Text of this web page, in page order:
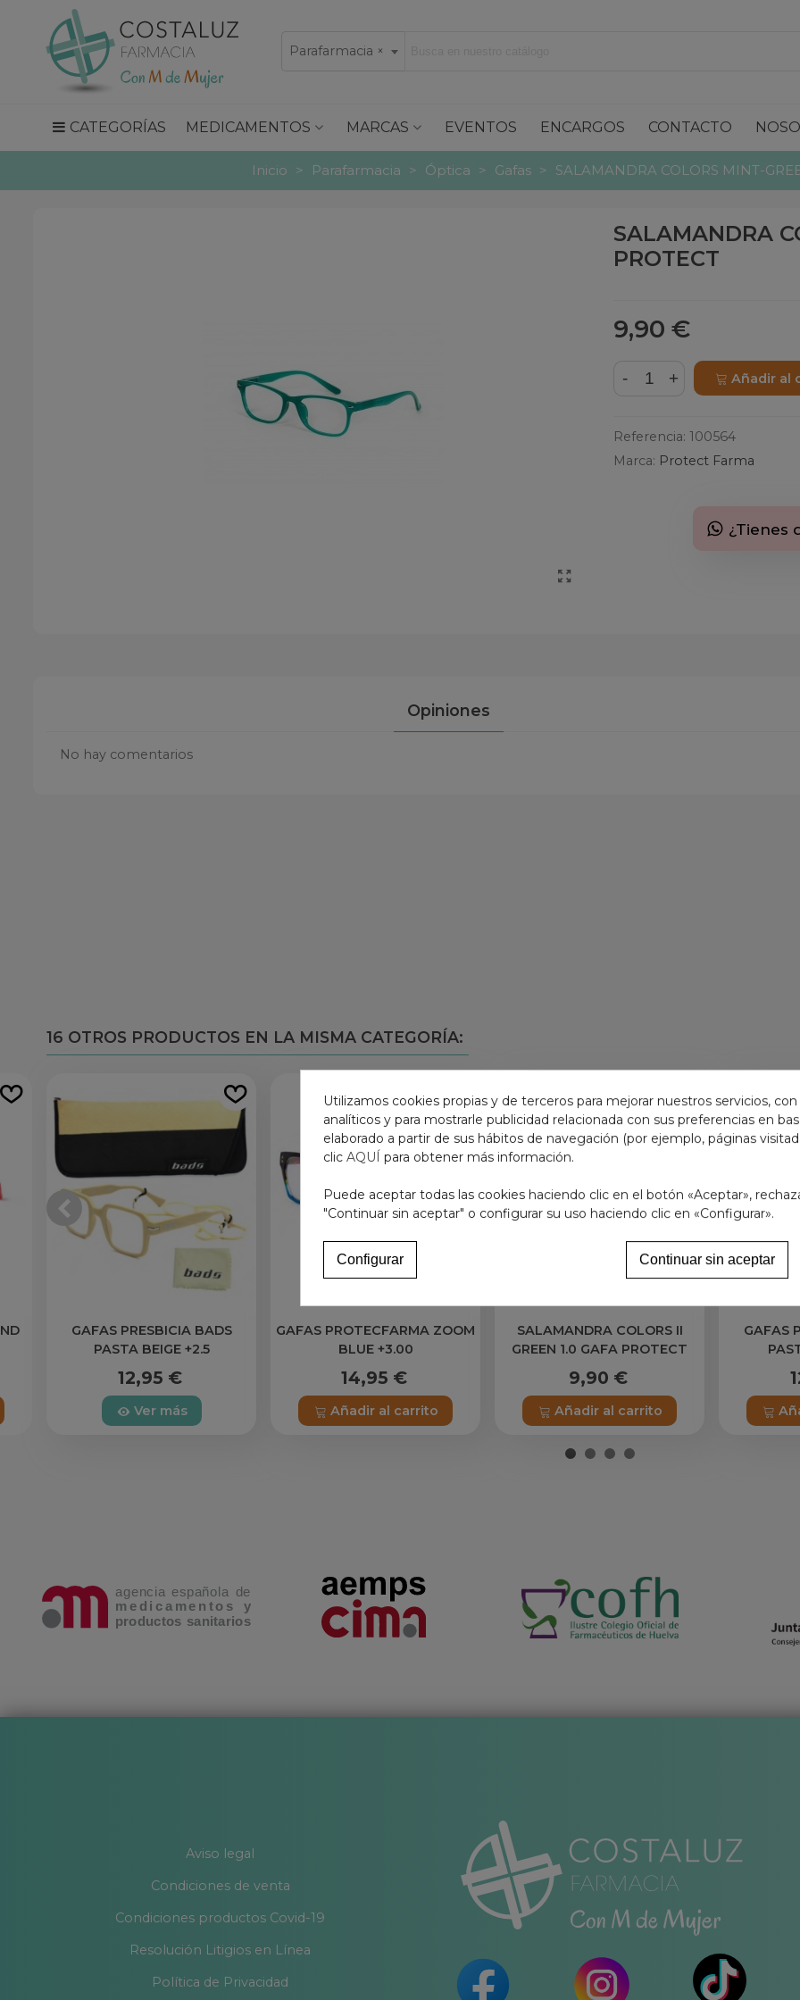
×
Parafarmacia
CATEGORÍAS MEDICAMENTOS MARCAS EVENTOS ENCARGOS CONTACTO
Inicio > Parafarmacia > Óptica > Gafas > SALAMANDRA COLORS MINT-
SALAMANDRA
PROTECT
9,90 €
- + Añadir al
Referencia: 100564
Marca: Protect Farma
¿Tienes
Opiniones
No hay comentarios
16 OTROS PRODUCTOS EN LA MISMA CATEGORÍA:
GAFAS PRESBICIA BADS
PASTA BEIGE +2.5
12,95 €
Ver más
GAFAS PROTECFARMA ZOOM
BLUE +3.00
14,95 €
Añadir al carrito
SALAMANDRA COLORS II
GREEN 1.0 GAFA PROTECT
9,90 €
Añadir al carrito
GAFAS
Aviso legal
Condiciones de venta
Condiciones productos Covid-19
Resolución Litigios en Línea
Política de Privacidad
Utilizamos cookies propias y de terceros para mejorar nuestros servicios,
analíticos y para mostrarle publicidad relacionada con sus preferencias en
elaborado a partir de sus hábitos de navegación (por ejemplo, páginas
clic AQUÍ para obtener más información.
Puede aceptar todas las cookies haciendo clic en el botón «Aceptar»,
"Continuar sin aceptar" o configurar su uso haciendo clic en «Configurar».
Continuar sin aceptar
Configurar